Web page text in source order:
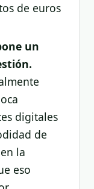
de euros
un
digitales
de
la
eso